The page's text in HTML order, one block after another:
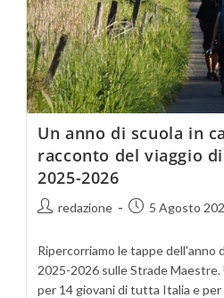
Un anno di scuola in
racconto del viaggio
2025-2026
redazione 5 Agosto
Ripercorriamo le tappe dell'anno
2025-2026 sulle Strade
per 14 giovani di tutta Italia e